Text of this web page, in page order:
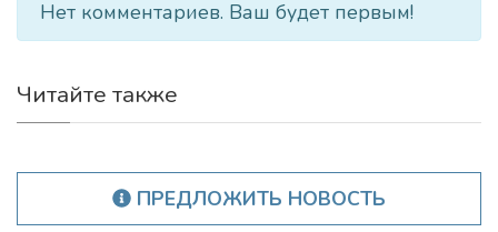
Нет комментариев. Ваш будет первым!
Читайте также
ПРЕДЛОЖИТЬ НОВОСТЬ